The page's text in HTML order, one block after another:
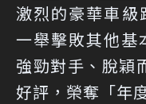
激烈的豪華車
一舉擊敗其他基
強勁對手、脫穎
好評，榮奪「年